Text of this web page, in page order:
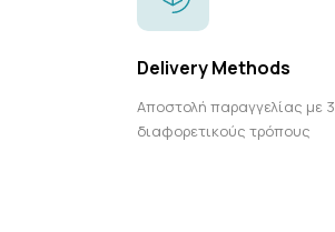
Delivery Methods
Αποστολή παραγγελίας με 3
διαφορετικούς τρόπους